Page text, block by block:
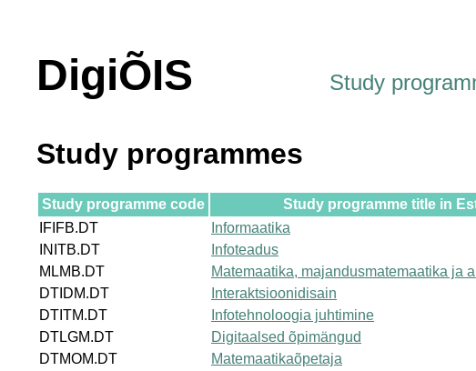
DigiÕIS Study
Study programmes
Study programme code Study programme title in
IFIFB.DT
Informaatika
INITB.DT
Infoteadus
MLMB.DT
Matemaatika, majandusmatemaatika ja
DTIDM.DT
Interaktsioonidisain
DTITM.DT
Infotehnoloogia juhtimine
DTLGM.DT
Digitaalsed õpimängud
DTMOM.DT
Matemaatikaõpetaja